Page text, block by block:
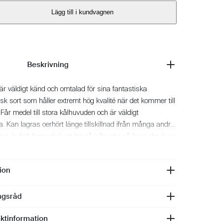
Lägg till i kundvagnen
Beskrivning
väldigt känd och omtalad för sina fantastiska
sort som håller extremt hög kvalité när det kommer till
medel till stora kålhuvuden och är väldigt
Kan lagras oerhört länge tillskillnad ifrån många andra
är helt fantastisk att ha på julbordet så finns det även
denna sort passar extra bra till. Vår grundare Erik
anammat och som nu börjat bli lite av en tradition